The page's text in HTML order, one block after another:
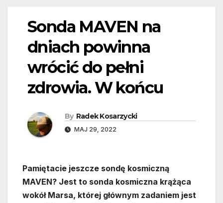
Sonda MAVEN na
dniach powinna
wrócić do pełni
zdrowia. W końcu
By Radek Kosarzycki
MAJ 29, 2022
Pamiętacie jeszcze sondę kosmiczną
MAVEN? Jest to sonda kosmiczna krążąca
wokół Marsa, której głównym zadaniem jest